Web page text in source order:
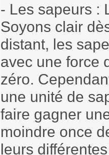
- Les sapeurs :
Soyons clair
distant, les
avec une force
zéro.
une unité de
faire gagner
moindre once
leurs